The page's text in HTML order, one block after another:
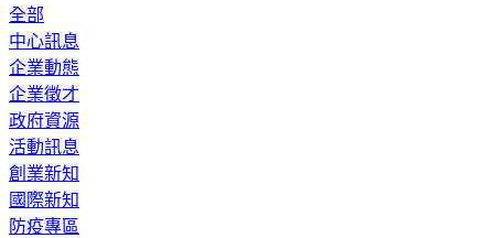
全部
中心訊息
企業動態
企業徵才
政府資源
活動訊息
創業新知
國際新知
防疫專區